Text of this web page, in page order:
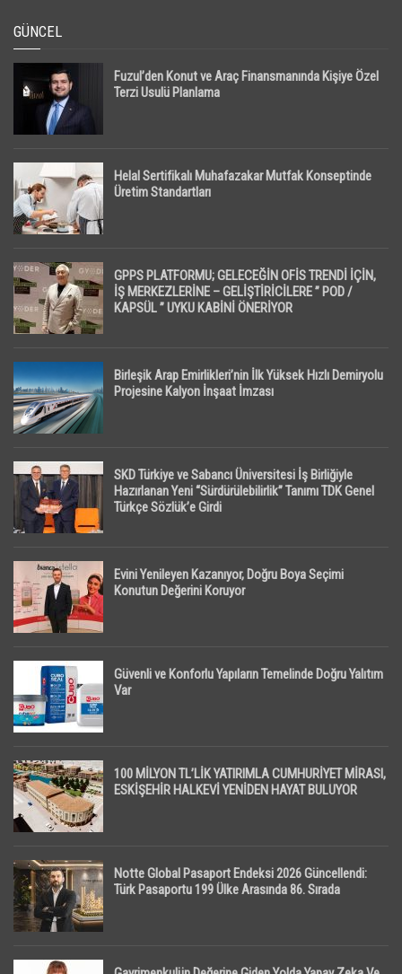
GÜNCEL
Fuzul’den Konut ve Araç Finansmanında Kişiye Özel
Terzi Usulü Planlama
Helal Sertifikalı Muhafazakar Mutfak Konseptinde
Üretim Standartları
GPPS PLATFORMU; GELECEĞİN OFİS TRENDİ İÇİN,
İŞ MERKEZLERİNE – GELİŞTİRİCİLERE ” POD /
KAPSÜL ” UYKU KABİNİ ÖNERİYOR
Birleşik Arap Emirlikleri’nin İlk Yüksek Hızlı Demiryolu
Projesine Kalyon İnşaat İmzası
SKD Türkiye ve Sabancı Üniversitesi İş Birliğiyle
Hazırlanan Yeni “Sürdürülebilirlik” Tanımı TDK Genel
Türkçe Sözlük’e Girdi
Evini Yenileyen Kazanıyor, Doğru Boya Seçimi
Konutun Değerini Koruyor
Güvenli ve Konforlu Yapıların Temelinde Doğru Yalıtım
Var
100 MİLYON TL’LİK YATIRIMLA CUMHURİYET MİRASI,
ESKİŞEHİR HALKEVİ YENİDEN HAYAT BULUYOR
Notte Global Pasaport Endeksi 2026 Güncellendi:
Türk Pasaportu 199 Ülke Arasında 86. Sırada